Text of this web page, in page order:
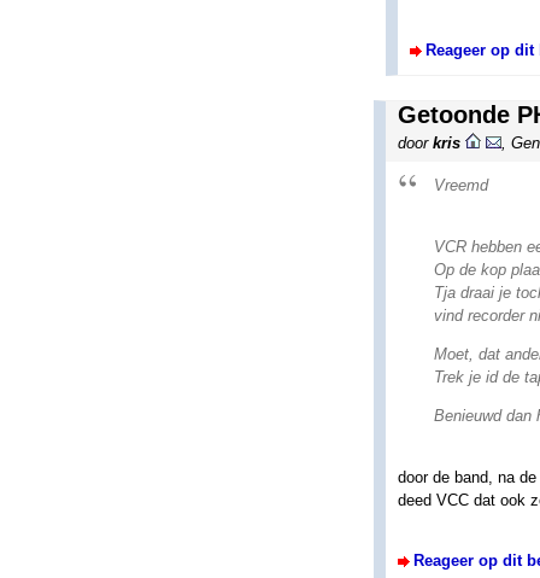
Reageer op dit
Getoonde
door kris
Vreemd
VCR hebben
Op de kop
Tja draai je
vind recorder
Moet, dat
Trek je id de
Benieuwd dan
door de band, na
deed VCC dat ook
Reageer op dit